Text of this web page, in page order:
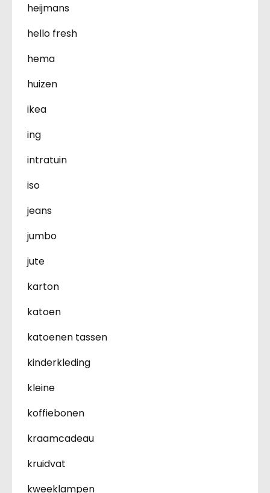
heijmans
hello fresh
hema
huizen
ikea
ing
intratuin
iso
jeans
jumbo
jute
karton
katoen
katoenen tassen
kinderkleding
kleine
koffiebonen
kraamcadeau
kruidvat
kweeklampen